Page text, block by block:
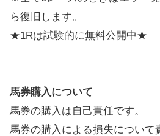
ら復旧します。
★1Rは試験的に無料公開中★
馬券購入について
馬券の購入は自己責任です。
馬券の購入による損失について